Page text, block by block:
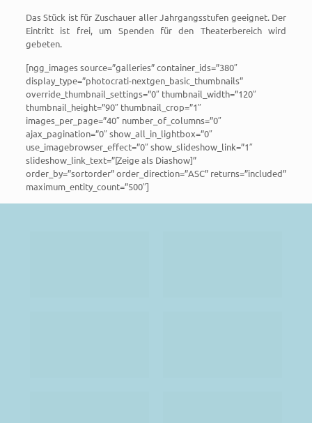
Das Stück ist für Zuschauer aller Jahrgangsstufen geeignet. Der
Eintritt ist frei, um Spenden für den Theaterbereich wird
gebeten.
[ngg_images source=”galleries” container_ids=”380″
display_type=”photocrati-nextgen_basic_thumbnails”
override_thumbnail_settings=”0″ thumbnail_width=”120″
thumbnail_height=”90″ thumbnail_crop=”1″
images_per_page=”40″ number_of_columns=”0″
ajax_pagination=”0″ show_all_in_lightbox=”0″
use_imagebrowser_effect=”0″ show_slideshow_link=”1″
slideshow_link_text=”[Zeige als Diashow]”
order_by=”sortorder” order_direction=”ASC” returns=”included”
maximum_entity_count=”500″]